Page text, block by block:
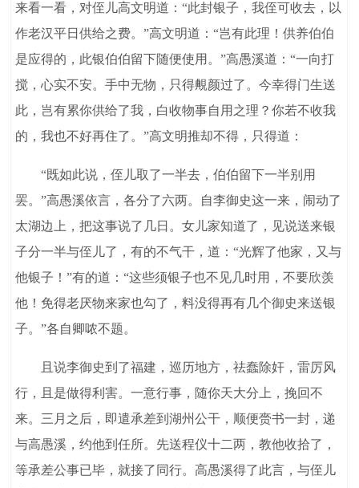
来看一看，对侄儿高文明道：“此封银子，我侄可收去，以
作老汉平日供给之费。”高文明道：“岂有此理！供养伯伯
是应得的，此银伯伯留下随便使用。”高愚溪道：“一向打
搅，心实不安。手中无物，只得覥颜过了。今幸得门生送
此，岂有累你供给了我，白收物事自用之理？你若不收我
的，我也不好再住了。”高文明推却不得，只得道：
“既如此说，侄儿取了一半去，伯伯留下一半别用
罢。”高愚溪依言，各分了六两。自李御史这一来，闹动了
太湖边上，把这事说了几日。女儿家知道了，见说送来银
子分一半与侄儿了，有的不气干，道：“光辉了他家，又与
他银子！”有的道：“这些须银子也不见几时用，不要欣羡
他！免得老厌物来家也勾了，料没得再有几个御史来送银
子。”各自卿哝不题。
且说李御史到了福建，巡历地方，祛蠢除奸，雷厉风
行，且是做得利害。一意行事，随你天大分上，挽回不
来。三月之后，即遣承差到湖州公干，顺便赍书一封，递
与高愚溪，约他到任所。先送程仪十二两，教他收拾了，
等承差公事已毕，就接了同行。高愚溪得了此言，与侄儿